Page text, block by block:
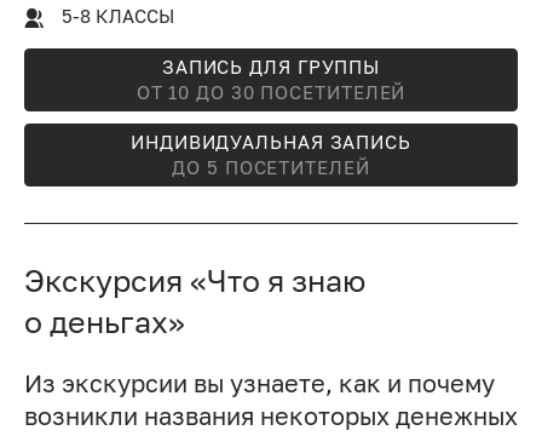
5-8 КЛАССЫ
ЗАПИСЬ ДЛЯ ГРУППЫ
ОТ 10 ДО 30 ПОСЕТИТЕЛЕЙ
ИНДИВИДУАЛЬНАЯ ЗАПИСЬ
ДО 5 ПОСЕТИТЕЛЕЙ
Экскурсия «Что я знаю
о деньгах»
Из экскурсии вы узнаете, как и почему
возникли названия некоторых денежных